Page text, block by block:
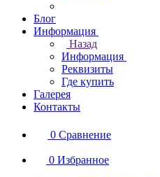
Блог
Информация
Назад
Информация
Реквизиты
Где купить
Галерея
Контакты
0 Сравнение
0 Избранное